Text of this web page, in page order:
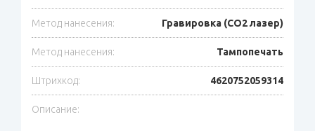
Метод нанесения: Гравировка (CO2 лазер)
Метод нанесения: Тампопечать
Штрихкод: 4620752059314
Описание: